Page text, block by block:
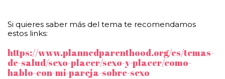
Si quieres saber más del tema te recomendamos
estos links:
https://www.plannedparenthood.org/es/temas-
de-salud/sexo-placer/sexo-y-placer/como-
hablo-con-mi-pareja-sobre-sexo